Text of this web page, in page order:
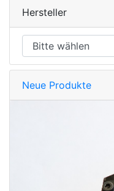
Hersteller
Neue Produkte